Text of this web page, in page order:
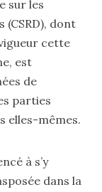
sur les
dont
cette
est
de
parties
elles-mêmes.
à s’y
dans la